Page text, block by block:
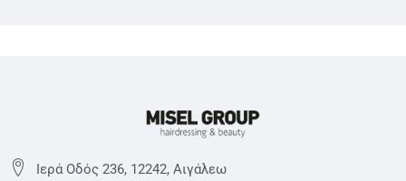
Ιερά Οδός 236, 12242, Αιγάλεω